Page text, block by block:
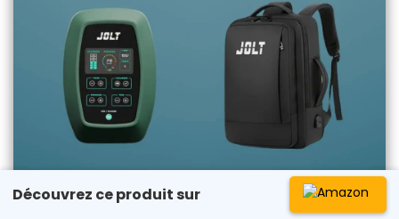
Découvrez ce produit sur
Boots - Pack Complet - 01/25